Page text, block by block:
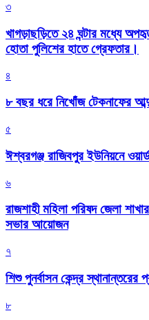
৩
খাগড়াছড়িতে ২৪ ঘন্টার মধ্যে
হোতা পুলিশের হাতে গ্রেফতার।
৪
৮ বছর ধরে নিখোঁজ টেকনাফের
৫
ঈশ্বরগঞ্জ রাজিবপুর ইউনিয়নে
৬
রাজশাহী মহিলা পরিষদ জেলা
সভার আয়োজন
৭
শিশু পুনর্বাসন কেন্দ্র স্থানান্তরের
৮